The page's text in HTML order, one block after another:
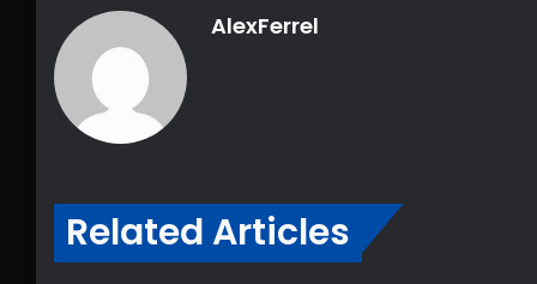
AlexFerrel
Related Articles